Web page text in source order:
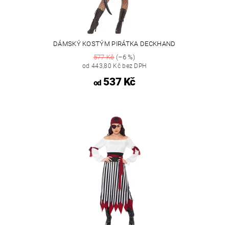
DÁMSKÝ KOSTÝM PIRÁTKA DECKHAND
577 Kč(–6 %)
od 443,80 Kč bez DPH
od537 Kč